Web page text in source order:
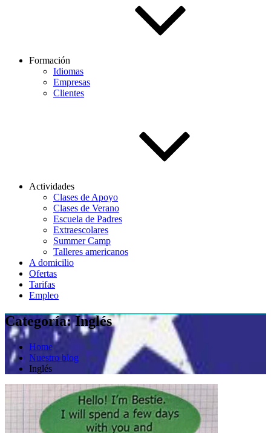
Formación
Idiomas
Empresas
Clientes
Actividades
Clases de Apoyo
Clases de Verano
Escuela de Padres
Extraescolares
Summer Camp
Talleres americanos
A domicilio
Ofertas
Tarifas
Empleo
Categoría:Inglés
Home
Nuestro blog
Inglés